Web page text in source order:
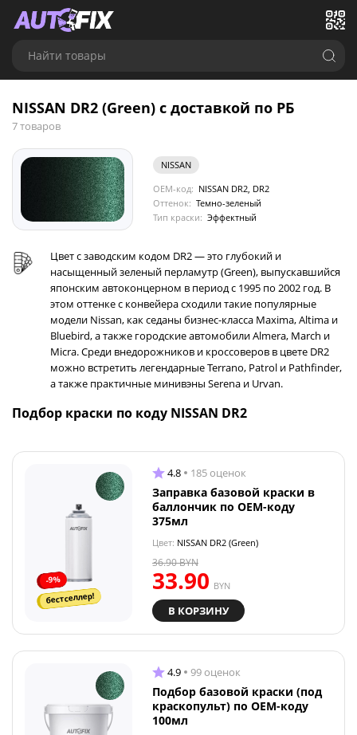
Найти товары
NISSAN DR2 (Green) с доставкой по РБ
7 товаров
NISSAN
OEM-код: NISSAN DR2, DR2
Оттенок: Темно-зеленый
Тип краски: Эффектный
Цвет с заводским кодом DR2 — это глубокий и
насыщенный зеленый перламутр (Green), выпускавшийся
японским автоконцерном в период с 1995 по 2002 год. В
этом оттенке с конвейера сходили такие популярные
модели Nissan, как седаны бизнес-класса Maxima, Altima и
Bluebird, а также городские автомобили Almera, March и
Micra. Среди внедорожников и кроссоверов в цвете DR2
можно встретить легендарные Terrano, Patrol и Pathfinder,
а также практичные минивэны Serena и Urvan.
Подбор краски по коду NISSAN DR2
-9%
бестселлер!
4.8 185 оценок
Заправка базовой краски в
баллончик по OEM-коду
375мл
Цвет: NISSAN DR2 (Green)
33.90 BYN
36.90BYN
В КОРЗИНУ
4.9 99 оценок
Подбор базовой краски (под
краскопульт) по OEM-коду
100мл